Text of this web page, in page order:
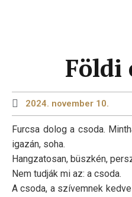
Földi
2024. november 10.
Furcsa dolog a csoda.
igazán, soha.
Hangzatosan, büszkén,
Nem tudják mi az: a csoda.
A csoda, a szívemnek